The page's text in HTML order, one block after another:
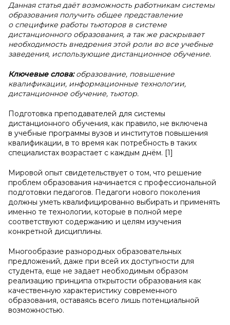
Данная статья даёт возможность работникам системы
образования получить общее представление
о специфике работы тьюторов в системе
дистанционного образования, а так же раскрывает
необходимость внедрения этой роли во все учебные
заведения, использующие дистанционное обучение.
Ключевые слова: образование, повышение
квалификации, информационные технологии,
дистанционное обучение, тьютор.
Подготовка преподавателей для системы
дистанционного обучения, как правило, не включена
в учебные программы вузов и институтов повышения
квалификации, в то время как потребность в таких
специалистах возрастает с каждым днём. [1]
Мировой опыт свидетельствует о том, что решение
проблем образования начинается с профессиональной
подготовки педагогов. Педагоги нового поколения
должны уметь квалифицированно выбирать и применять
именно те технологии, которые в полной мере
соответствуют содержанию и целям изучения
конкретной дисциплины.
Многообразие разнородных образовательных
предложений, даже при всей их доступности для
студента, еще не задает необходимым образом
реализацию принципа открытости образования как
качественную характеристику современного
образования, оставаясь всего лишь потенциальной
возможностью.